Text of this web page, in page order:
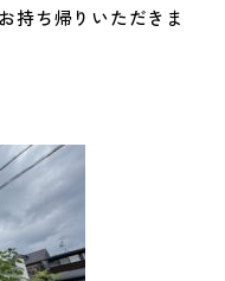
持ち帰りいただきま